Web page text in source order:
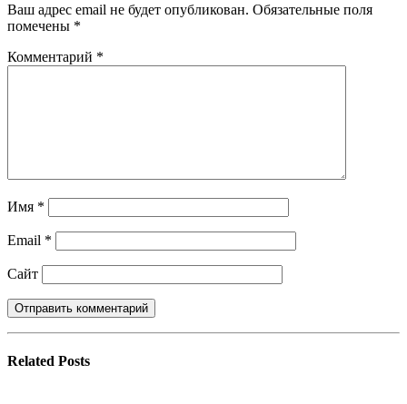
Ваш адрес email не будет опубликован. Обязательные поля
помечены *
Комментарий *
Имя *
Email *
Сайт
Related Posts